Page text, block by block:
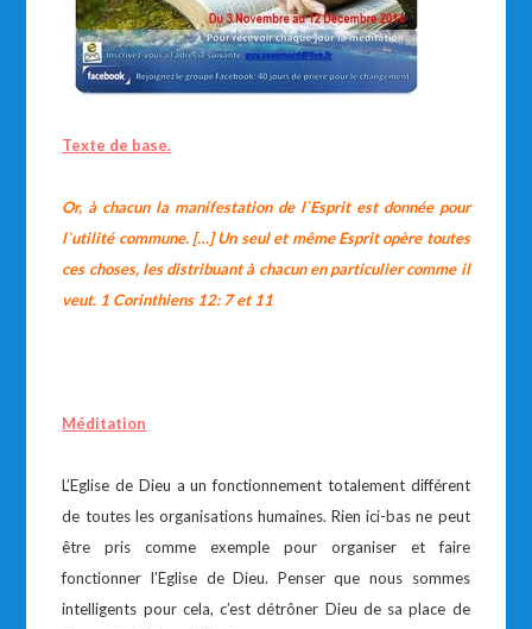
Texte de base.
Or, à chacun la manifestation de l`Esprit est donnée pour
l`utilité commune. […] Un seul et même Esprit opère toutes
ces choses, les distribuant à chacun en particulier comme il
veut. 1 Corinthiens 12: 7 et 11
Méditation
L’Eglise de Dieu a un fonctionnement totalement différent
de toutes les organisations humaines. Rien ici-bas ne peut
être pris comme exemple pour organiser et faire
fonctionner l’Eglise de Dieu. Penser que nous sommes
intelligents pour cela, c’est détrôner Dieu de sa place de